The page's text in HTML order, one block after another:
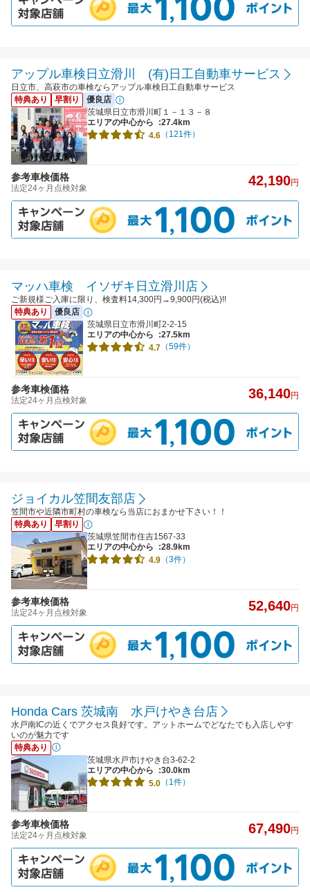
アップル車検日立滑川 (有)日工自動車サービス
日立市、高萩市の車検ならアップル車検日工自動車サービス
特典あり
早割り
優良店
茨城県日立市滑川町１－１３－８
エリアの中心から
:27.4km
4.6 （121件）
参考車検価格
法定24ヶ月点検対象 42,190円
マッハ車検 イソザキ日立滑川店
ご新規様ご入庫に限り、検査料14,300円→9,900円(税込)!!
特典あり
優良店
茨城県日立市滑川町2-2-15
エリアの中心から
:27.5km
4.7 （59件）
参考車検価格
法定24ヶ月点検対象 36,140円
ジョイカル笠間友部店
笠間市や近隣市町村の車検なら当店におまかせ下さい！！
特典あり
早割り
茨城県笠間市住吉1567-33
エリアの中心から
:28.9km
4.9 （3件）
参考車検価格
法定24ヶ月点検対象 52,640円
Honda Cars 茨城南 水戸けやき台店
水戸南ICの近くでアクセス良好です。アットホームでどなたでも入店しやす
いのが魅力です
特典あり
茨城県水戸市けやき台3-62-2
エリアの中心から
:30.0km
5.0 （1件）
参考車検価格
法定24ヶ月点検対象 67,490円